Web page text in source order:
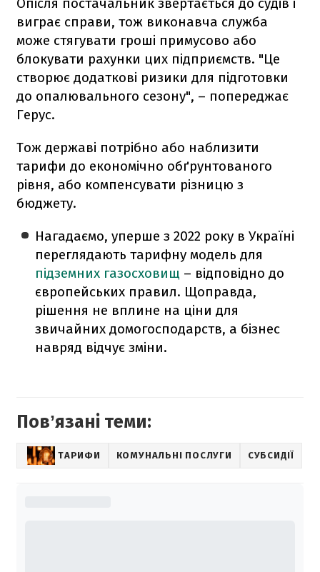
виграє справи, тож виконавча служба
може стягувати гроші примусово або
блокувати рахунки цих підприємств. "Це
створює додаткові ризики для підготовки
до опалювального сезону", – попереджає
Герус.
Тож державі потрібно або наблизити
тарифи до економічно обґрунтованого
рівня, або компенсувати різницю з
бюджету.
Нагадаємо, уперше з 2022 року в Україні
переглядають тарифну модель для
підземних газосховищ – відповідно до
європейських правил. Щоправда,
рішення не вплине на ціни для
звичайних домогосподарств, а бізнес
навряд відчує зміни.
Повʼязані теми:
ТАРИФИ КОМУНАЛЬНІ ПОСЛУГИ СУБСИДІЇ